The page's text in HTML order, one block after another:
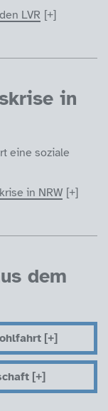
LVR
in
eine soziale
in NRW
dem